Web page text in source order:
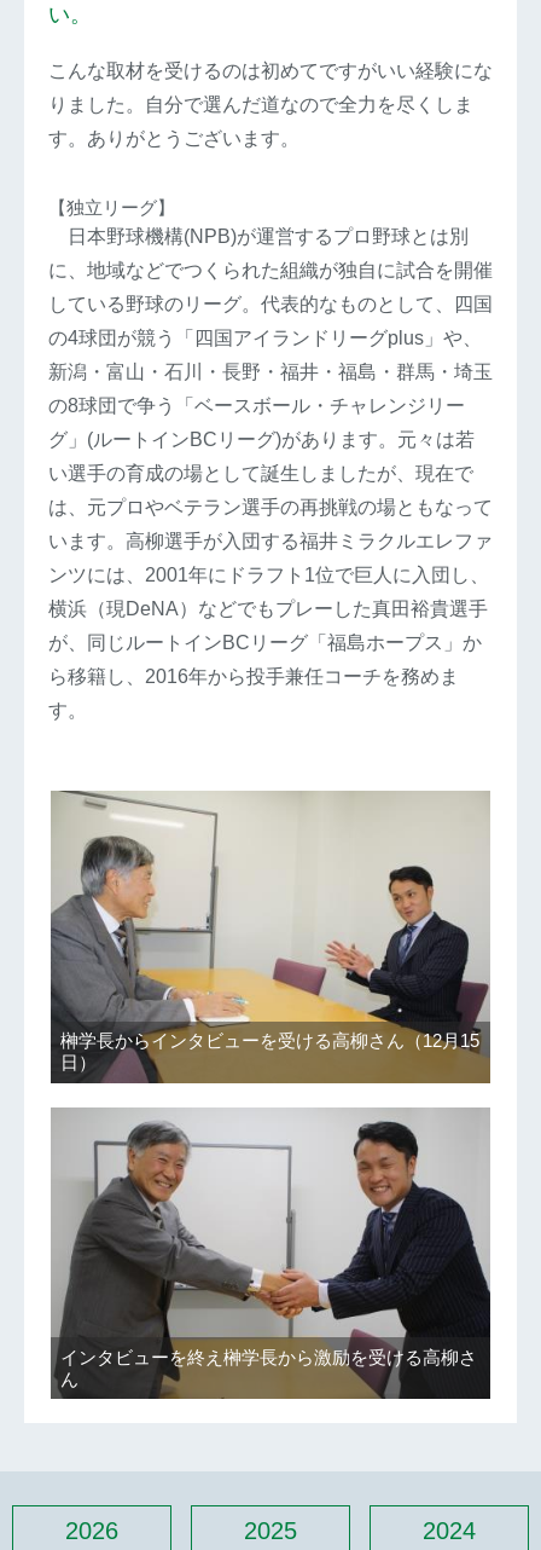
い。
こんな取材を受けるのは初めてですがいい経験にな
りました。自分で選んだ道なので全力を尽くしま
す。ありがとうございます。
【独立リーグ】
日本野球機構(NPB)が運営するプロ野球とは別
に、地域などでつくられた組織が独自に試合を開催
している野球のリーグ。代表的なものとして、四国
の4球団が競う「四国アイランドリーグplus」や、
新潟・富山・石川・長野・福井・福島・群馬・埼玉
の8球団で争う「ベースボール・チャレンジリー
グ」(ルートインBCリーグ)があります。元々は若
い選手の育成の場として誕生しましたが、現在で
は、元プロやベテラン選手の再挑戦の場ともなって
います。高柳選手が入団する福井ミラクルエレファ
ンツには、2001年にドラフト1位で巨人に入団し、
横浜（現DeNA）などでもプレーした真田裕貴選手
が、同じルートインBCリーグ「福島ホープス」か
ら移籍し、2016年から投手兼任コーチを務めま
す。
榊学長からインタビューを受ける高柳さん（12月15
日）
インタビューを終え榊学長から激励を受ける高柳さ
ん
2026 2025 2024